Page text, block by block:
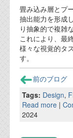
畳み込み層とプ
抽出能力を形成
り抽象的で複雑
これにより、最
様々な視覚的タ
す。
前のブログ
Tags: Design,
Read more |
2024